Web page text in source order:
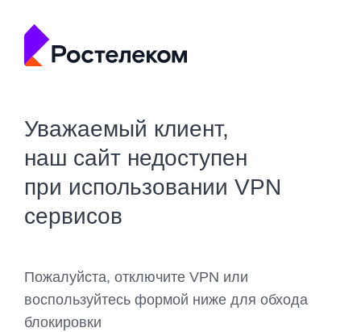
Уважаемый клиент,
наш сайт недоступен
при использовании VPN
сервисов
Пожалуйста, отключите VPN или
воспользуйтесь формой ниже для обхода
блокировки